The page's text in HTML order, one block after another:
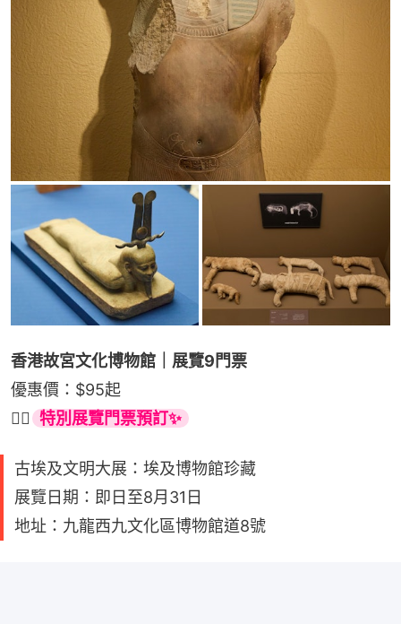
香港故宮文化博物館｜展覽9門票
優惠價：$95起
👉🏻 特別展覽門票預訂✨
古埃及文明大展：埃及博物館珍藏
展覽日期：即日至8月31日
地址：九龍西九文化區博物館道8號